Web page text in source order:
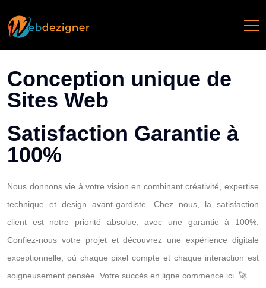
Conception unique de
Sites Web
Satisfaction Garantie à
100%
Nous donnons vie à votre vision en combinant créativité, expertise
technique et design avant-gardiste. Chez nous, la satisfaction
client est notre priorité absolue, avec une garantie à 100%.
Confiez-nous votre projet et découvrez une expérience digitale
exceptionnelle, où chaque pixel compte et chaque interaction est
soigneusement pensée. Votre succès en ligne commence ici. 🚀